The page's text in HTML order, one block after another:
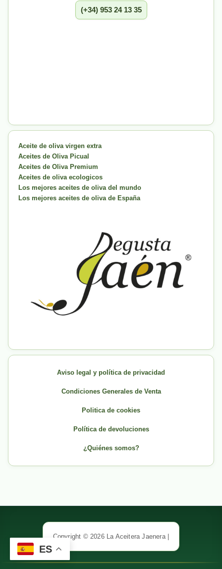
(+34) 953 24 13 35
Aceite de oliva virgen extra
Aceites de Oliva Picual
Aceites de Oliva Premium
Aceites de oliva ecologicos
Los mejores aceites de oliva del mundo
Los mejores aceites de oliva de España
Aviso legal y política de privacidad
Condiciones Generales de Venta
Politica de cookies
Política de devoluciones
¿Quiénes somos?
Copyright © 2026 La Aceitera Jaenera |
ES